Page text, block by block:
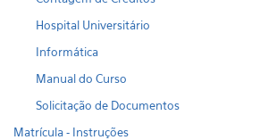
Hospital Universitário
Informática
Manual do Curso
Solicitação de Documentos
Matrícula - Instruções